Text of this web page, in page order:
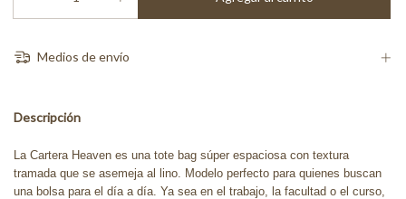
Medios de envío
Descripción
La Cartera Heaven es una tote bag súper espaciosa con textura
tramada que se asemeja al lino. Modelo perfecto para quienes buscan
una bolsa para el día a día. Ya sea en el trabajo, la facultad o el curso,